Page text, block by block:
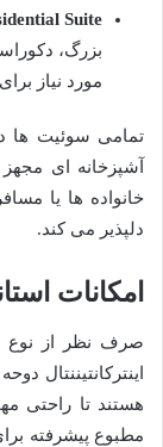
Suite:
بزرگ،
مورد نیاز
تمامی سوئیت ها
آشپزخانه ای
خانواده ها یا
دلپذیر می کند.
امکانات
صرف نظر از نوع
اینترکانتیننتال
هستند تا راحتی
مطبوع پیشرفته